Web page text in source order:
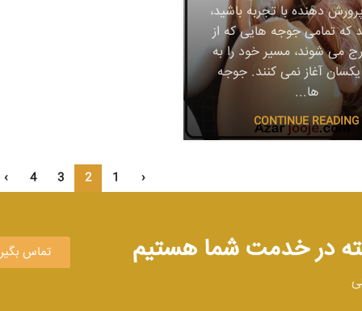
دهنده با تجربه باشید،
که تمامی جوجه هایی که از
می شوند، مسیر خود را به
آغاز نمی کنند. جوجه
ها...
CONTINUE READING
‹
1
2
3
4
›
تماس